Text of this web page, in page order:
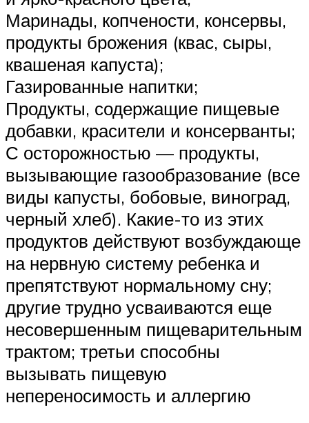
Маринады, копчености, консервы,
продукты брожения (квас, сыры,
квашеная капуста);
Газированные напитки;
Продукты, содержащие пищевые
добавки, красители и консерванты;
С осторожностью — продукты,
вызывающие газообразование (все
виды капусты, бобовые, виноград,
черный хлеб). Какие-то из этих
продуктов действуют возбуждающе
на нервную систему ребенка и
препятствуют нормальному сну;
другие трудно усваиваются еще
несовершенным пищеварительным
трактом; третьи способны
вызывать пищевую
непереносимость и аллергию